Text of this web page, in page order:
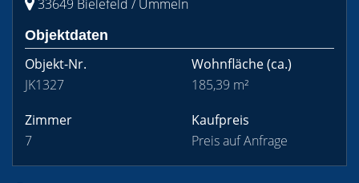
33649 Bielefeld / Ummeln
Objektdaten
Objekt-Nr.
JK1327
Wohnfläche(ca.)
185,39 m²
Zimmer
7
Kaufpreis
Preis auf Anfrage